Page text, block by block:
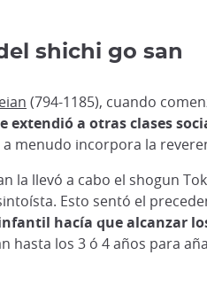
shichi go san
(794-1185), cuando
extendió a otras clases
menudo incorpora la
la llevó a cabo el shogun
Esto sentó el
hacía que alcanzar
hasta los 3 ó 4 años para